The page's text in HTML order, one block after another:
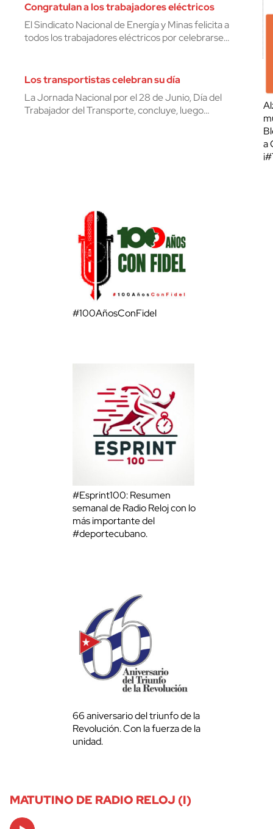
Congratulan a los trabajadores eléctricos
El Sindicato Nacional de Energía y Minas felicita a
todos los trabajadores eléctricos por celebrarse…
Los transportistas celebran su día
La Jornada Nacional por el 28 de Junio, Día del
Trabajador del Transporte, concluye, luego…
a
#100AñosConFidel
#Esprint100: Resumen
semanal de Radio Reloj con lo
más importante del
#deportecubano.
66 aniversario del triunfo de la
Revolución. Con la fuerza de la
unidad.
MATUTINO DE RADIO RELOJ (I)
Audio